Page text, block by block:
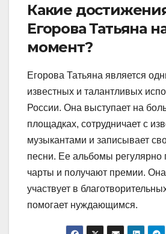
Какие
Егорова Татьяна
момент?
Егорова Татьяна является
известных и талантливых
России. Она выступает на
площадках, сотрудничает с
музыкантами и записывает
песни. Ее альбомы регулярно
чарты и получают премии.
участвует в
помогает нуждающимся.